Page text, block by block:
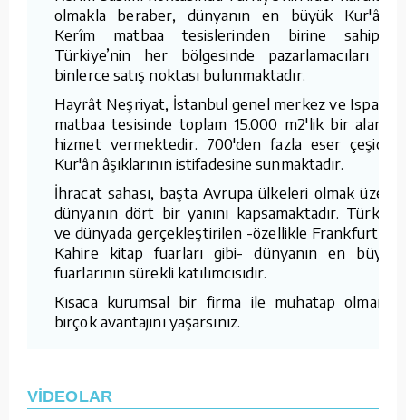
olmakla beraber, dünyanın en büyük Kur'ân-ı
Kerîm matbaa tesislerinden birine sahiptir.
Türkiye’nin her bölgesinde pazarlamacıları ve
binlerce satış noktası bulunmaktadır.
Hayrât Neşriyat, İstanbul genel merkez ve Isparta
matbaa tesisinde toplam 15.000 m2'lik bir alanda
hizmet vermektedir. 700'den fazla eser çeşidini
Kur'ân âşıklarının istifadesine sunmaktadır.
İhracat sahası, başta Avrupa ülkeleri olmak üzere
dünyanın dört bir yanını kapsamaktadır. Türkiye
ve dünyada gerçekleştirilen -özellikle Frankfurt ve
Kahire kitap fuarları gibi- dünyanın en büyük
fuarlarının sürekli katılımcısıdır.
Kısaca kurumsal bir firma ile muhatap olmanın
birçok avantajını yaşarsınız.
VİDEOLAR